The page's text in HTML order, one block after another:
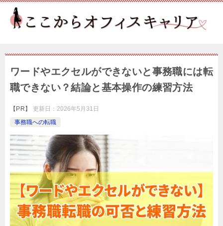
ワードやエクセルができないと事務職には転
職できない？結論と基本操作の練習方法
【PR】 更新日： 2026年5月31日
事務職への転職